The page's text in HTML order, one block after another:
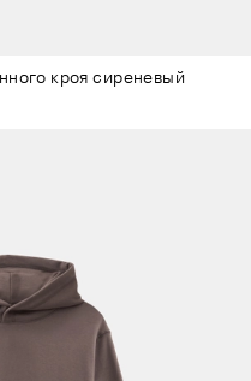
кроя сиреневый